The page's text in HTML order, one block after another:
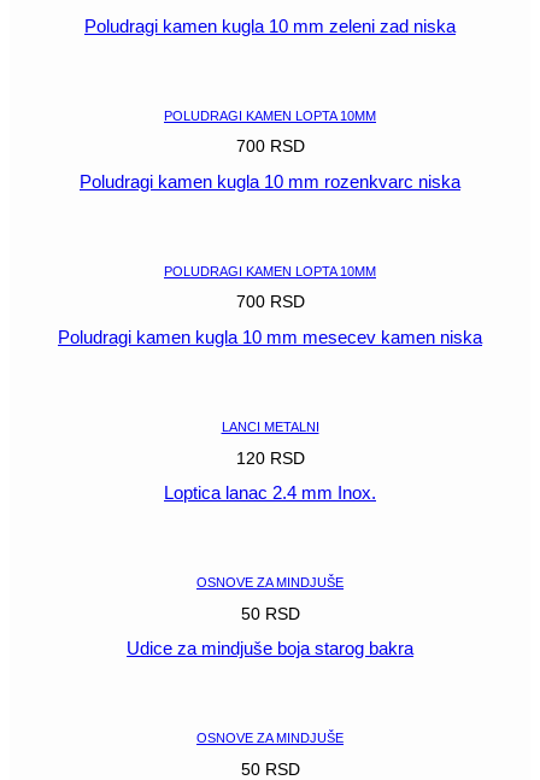
Poludragi kamen kugla 10 mm zeleni zad niska
POLUDRAGI KAMEN LOPTA 10MM
700 RSD
Poludragi kamen kugla 10 mm rozenkvarc niska
POLUDRAGI KAMEN LOPTA 10MM
700 RSD
Poludragi kamen kugla 10 mm mesecev kamen niska
LANCI METALNI
120 RSD
Loptica lanac 2.4 mm Inox.
OSNOVE ZA MINDJUŠE
50 RSD
Udice za mindjuše boja starog bakra
OSNOVE ZA MINDJUŠE
50 RSD